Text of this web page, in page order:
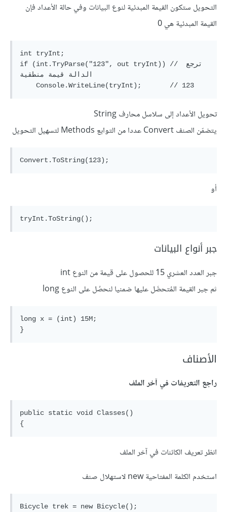
التحويل ستكون القيمة المبدئية لنوع البيانات وفي حالة الأعداد فإن
القيمة المبدئية هي 0
int tryInt;
if (int.TryParse("123", out tryInt)) // ترجع
الدالة قيمة منطقية
تحويل الأعداد إلى سلاسل محارف String
يتضمّن الصنف Convert عددا من التوابع Methods لتسهيل التحويل
أو
جبر أنواع البيانات
جبر العدد العشري 15 للحصول على قيمة من النوع int
ثم جبر القيمة المُتحصَّل عليها ضمنيا لنحصُل على النوع long
long x = (int) 15M;
الأصناف
راجع التعريفات في آخر الملف
public static void Classes()
انظر تعريف الكائنات في آخر الملف
استخدم الكلمة المفتاحية new لاستهلال صنف